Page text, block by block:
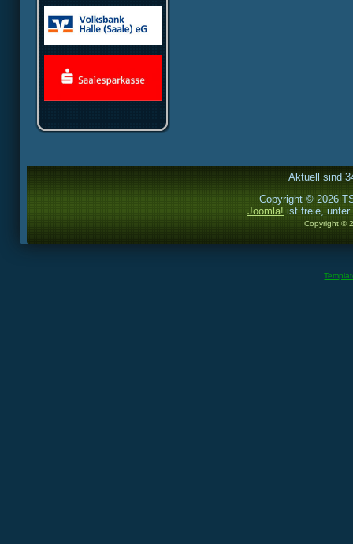
Aktuell sind
Copyright © 2026
Joomla! ist freie,
Copyright ©